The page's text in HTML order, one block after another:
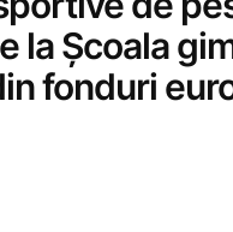
la Școala
fonduri